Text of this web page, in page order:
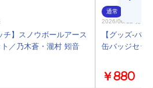
チ】スノウボールアース
／乃木蒼・瀧村 矧音
通常
2026/06/12 発売
【グッズ-バ
缶バッジセッ
￥880